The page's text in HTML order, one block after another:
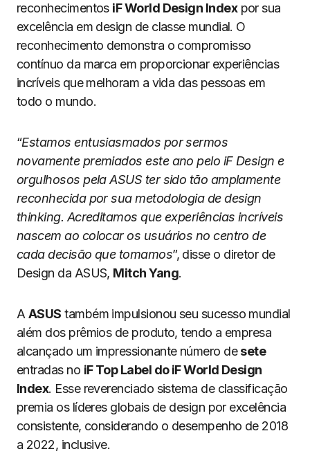
reconhecimentos iF World Design Indexpor sua
excelência em design de classe mundial. O
reconhecimento demonstra o compromisso
contínuo da marca em proporcionar experiências
incríveis que melhoram a vida das pessoas em
todo o mundo.
“Estamos entusiasmados por sermos
novamente premiados este ano pelo iF Design e
orgulhosos pela ASUS ter sido tão amplamente
reconhecida por sua metodologia de design
thinking. Acreditamos que experiências incríveis
nascem ao colocar os usuários no centro de
cada decisão que tomamos”, disse o diretor de
Design da ASUS, Mitch Yang.
A ASUS também impulsionou seu sucesso mundial
além dos prêmios de produto, tendo a empresa
alcançado um impressionante número desete
entradas no iF Top Label do iF World Design
Index. Esse reverenciado sistema de classificação
premia os líderes globais de design por excelência
consistente, considerando o desempenho de 2018
a 2022, inclusive.